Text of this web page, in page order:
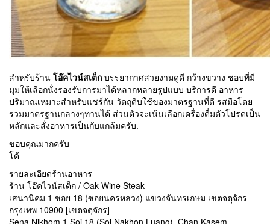
สำหรับร้าน โอ๊คไวน์สเต็ก บรรยากาศสวยงามดูดี กว้างขวาง ชอบที่มี
มุมให้เลือกนั่งรองรับการมาได้หลากหลายรูปแบบ บริการดี อาหาร
ปริมาณเหมาะสำหรับแชร์กัน วัตถุดิบใช้ของมาตรฐานที่ดี รสมือโดย
รวมมาตรฐานกลางๆทานได้ ส่วนตัวจะเน้นเลือกเครื่องดื่มตัวโปรดเป็น
หลักและสั่งอาหารเป็นกับแกล้มครับ.
ขอบคุณมากครับ
โด้
รายละเอียดร้านอาหาร
ร้าน โอ๊คไวน์สเต็ก / Oak Wine Steak
เสนานิคม 1 ซอย 18 (ซอยนครหลวง) แขวงจันทรเกษม เขตจตุจักร
กรุงเทพ 10900 [เขตจตุจักร]